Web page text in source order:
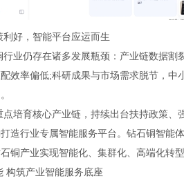
好，智能平台应运而生
行业仍存在诸多发展瓶颈：产业链数据
配效率偏低;科研成果与市场需求脱节，
培育核心产业链，持续出台扶持政策
造行业专属智能服务平台。钻石铜智能
铜产业实现智能化、集群化、高端化转
构筑产业智能服务底座